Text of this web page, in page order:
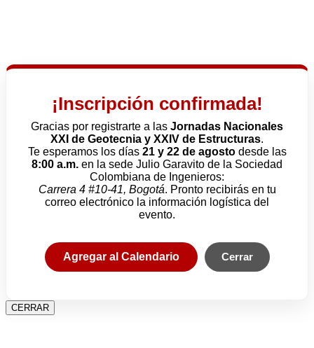
¡Inscripción confirmada!
Gracias por registrarte a las Jornadas Nacionales
XXI de Geotecnia y XXIV de Estructuras.
Te esperamos los días 21 y 22 de agostodesde las
8:00 a.m. en la sede Julio Garavito de la Sociedad
Colombiana de Ingenieros:
Carrera 4 #10-41, Bogotá. Pronto recibirás en tu
correo electrónico la información logística del
evento.
Agregar al Calendario Cerrar
CERRAR